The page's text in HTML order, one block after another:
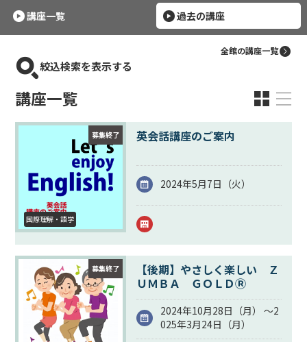
講座一覧 過去の講座
絞込検索を表示する
全館の講座一覧
講座一覧
募集終了
国際理解・語学
英会話講座のご案内
2024年5月7日（火）
募集終了
【後期】やさしく楽しい Ｚ
ＵＭＢＡ ＧＯＬＤⓇ
2024年10月28日（月） ～2
025年3月24日（月）